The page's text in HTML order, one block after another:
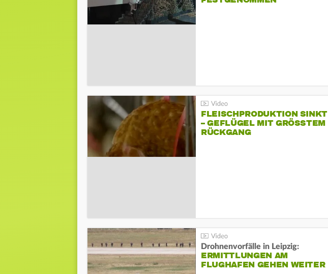
FLEISCHPRODUKTION SINKT
– GEFLÜGEL MIT GRÖSSTEM R
ÜCKGANG
Drohnenvorfälle in Leipzig:
ERMITTLUNGEN AM
FLUGHAFEN GEHEN WEITER